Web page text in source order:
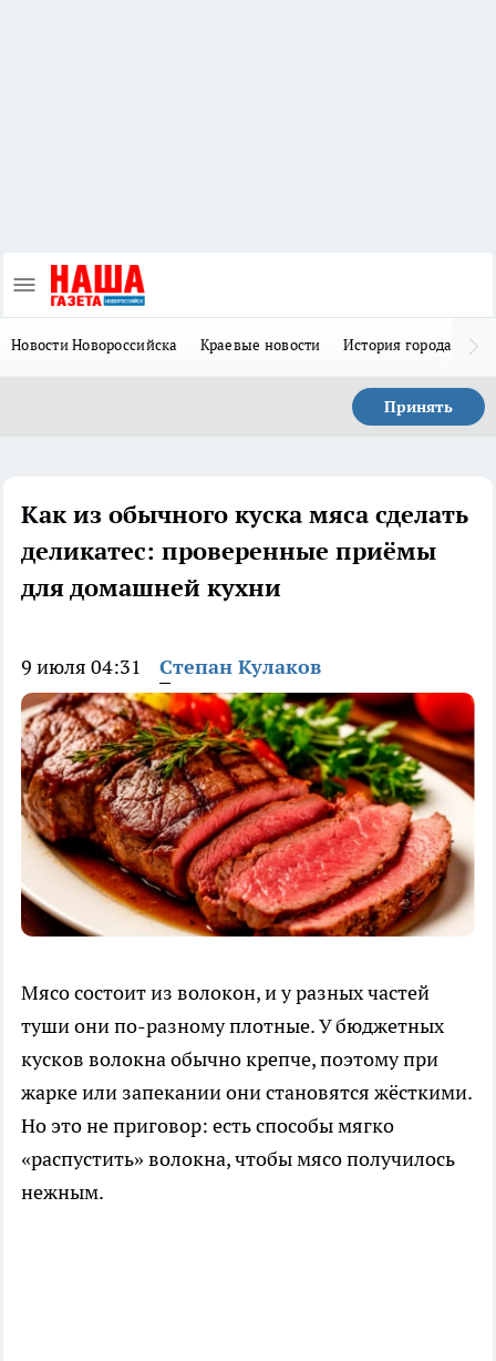
Новости Новороссийска Краевые новости История города Н
Принять
Как из обычного куска мяса сделать
деликатес: проверенные приёмы
для домашней кухни
9 июля 04:31 Степан Кулаков
Мясо состоит из волокон, и у разных частей
туши они по-разному плотные. У бюджетных
кусков волокна обычно крепче, поэтому при
жарке или запекании они становятся жёсткими.
Но это не приговор: есть способы мягко
«распустить» волокна, чтобы мясо получилось
нежным.